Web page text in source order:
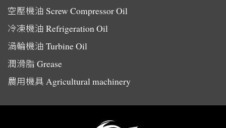
空壓機油 Screw Compressor Oil
冷凍機油 Refrigeration Oil
渦輪機油 Turbine Oil
潤滑脂 Grease
農用機具 Agricultural machinery